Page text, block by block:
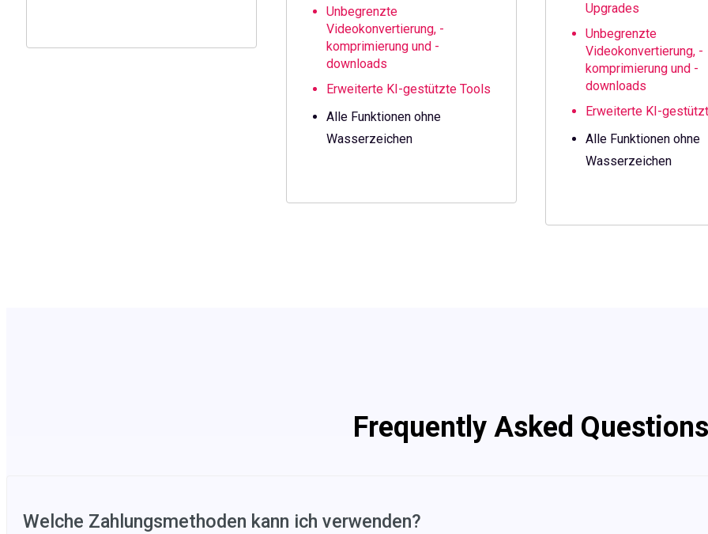
Unbegrenzte
Videokonvertierung, -
komprimierung und -
downloads
Erweiterte KI-gestützte Tools
Alle Funktionen ohne
Wasserzeichen
Upgrades
Unbegrenzte
Videokonvertierung, -
komprimierung und -
downloads
Erweiterte KI-
Alle Funktionen ohne
Wasserzeichen
Frequently Asked Questions
Welche Zahlungsmethoden kann ich verwenden?